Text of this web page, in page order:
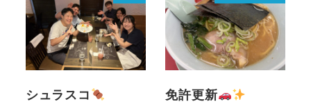
シュラスコ 免許更新